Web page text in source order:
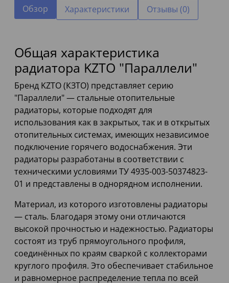
Обзор Характеристики Отзывы (0)
Общая характеристика
радиатора KZTO "Параллели"
Бренд KZTO (КЗТО) представляет серию
"Параллели" — стальные отопительные
радиаторы, которые подходят для
использования как в закрытых, так и в открытых
отопительных системах, имеющих независимое
подключение горячего водоснабжения. Эти
радиаторы разработаны в соответствии с
техническими условиями ТУ 4935-003-50374823-
01 и представлены в однорядном исполнении.
Материал, из которого изготовлены радиаторы
— сталь. Благодаря этому они отличаются
высокой прочностью и надежностью. Радиаторы
состоят из труб прямоугольного профиля,
соединённых по краям сваркой с коллекторами
круглого профиля. Это обеспечивает стабильное
и равномерное распределение тепла по всей